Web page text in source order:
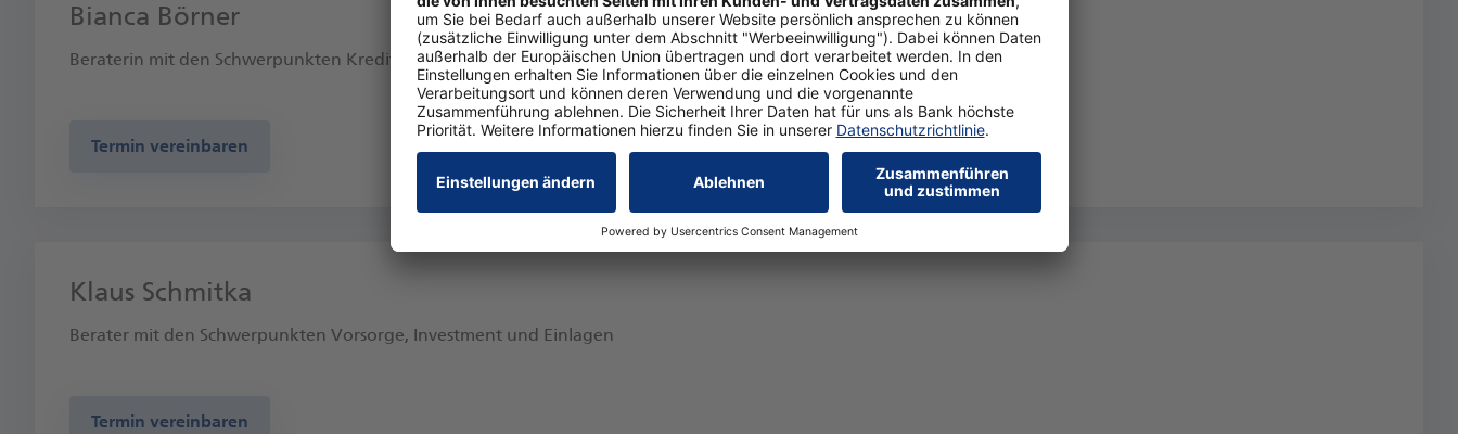
Bianca Börner
Beraterin mit den Schwerpunkten Kredite, Vorsorge, Bausparen, Einlagen und Banking
Termin vereinbaren
Klaus Schmitka
Berater mit den Schwerpunkten Vorsorge, Investment und Einlagen
Termin vereinbaren